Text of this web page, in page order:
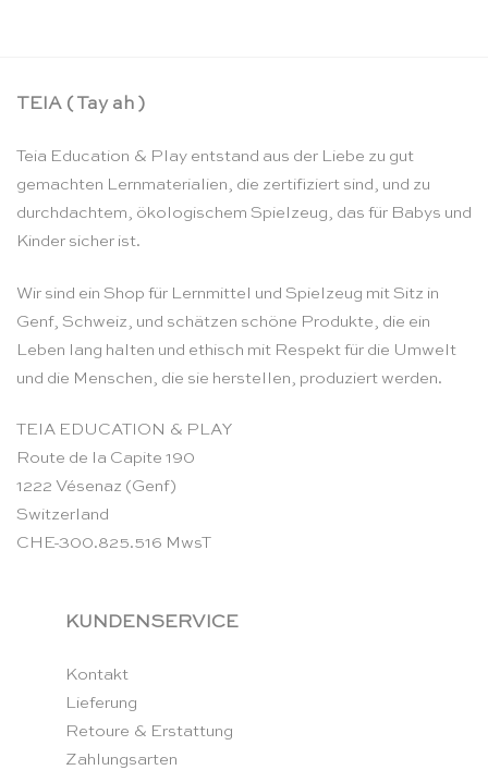
TEIA ( Tay ah )
Teia Education & Play entstand aus der Liebe zu gut
gemachten Lernmaterialien, die zertifiziert sind, und zu
durchdachtem, ökologischem Spielzeug, das für Babys und
Kinder sicher ist.
Wir sind ein Shop für Lernmittel und Spielzeug mit Sitz in
Genf, Schweiz, und schätzen schöne Produkte, die ein
Leben lang halten und ethisch mit Respekt für die Umwelt
und die Menschen, die sie herstellen, produziert werden.
TEIA EDUCATION & PLAY
Route de la Capite 190
1222 Vésenaz (Genf)
Switzerland
CHE-300.825.516 MwsT
KUNDENSERVICE
Kontakt
Lieferung
Retoure & Erstattung
Zahlungsarten